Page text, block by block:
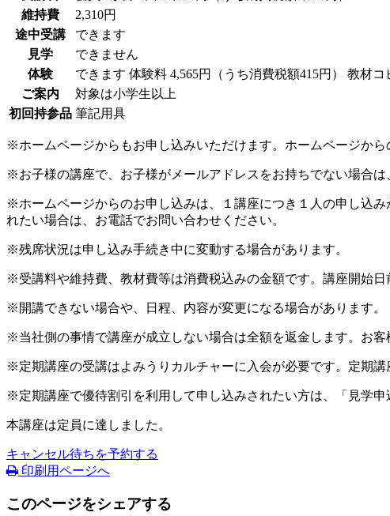
維持費
2,310円
途中受講
できます
見学
できません
体験
できます 体験料 4,565円（うち消費税額415円） 教材コ
ご案内
対象は小学生以上
初回持参品 筆記用具
※ホームページからもお申し込みいただけます。ホームページか
※お子様の講座で、お子様がメールアドレスをお持ちでない場合
※ホームページからのお申し込みは、１講座につき１人の申し込
れたい場合は、お電話でお問い合わせください。
※残席状況は申し込み手続き中に変動する場合があります。
※受講料や維持費、教材費等は消費税込みの金額です。講座開始日
※開講できない場合や、日程、内容が変更になる場合があります。
※当社側の事情で講座が成立しない場合は全額を返金します。お
※定期講座の受講はよみうりカルチャーに入会が必要です。定期
※定期講座で優待割引を利用して申し込みされたい方は、「見学
本講座は定員に達しました。
キャンセル待ちを予約する
印刷用ページへ
このページをシェアする